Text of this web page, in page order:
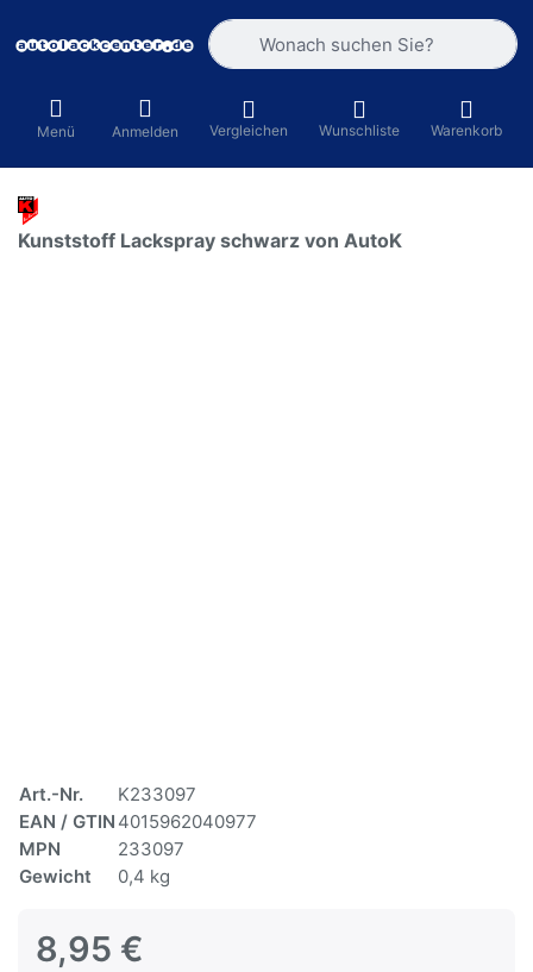
Geben Sie einen Suchbegriff ein.
Menü Anmelden Vergleichen Wunschliste Warenkorb
Kunststoff Lackspray schwarz von AutoK
Art.-Nr.
K233097
EAN / GTIN 4015962040977
MPN
233097
Gewicht
0,4 kg
8,95 €